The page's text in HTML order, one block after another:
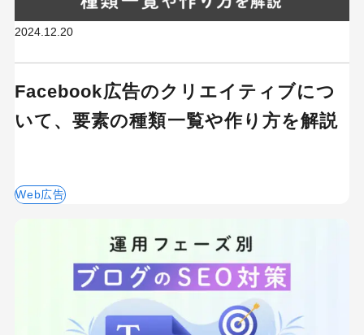
2024.12.20
Facebook広告のクリエイティブにつ
いて、要素の種類一覧や作り方を解説
Web広告